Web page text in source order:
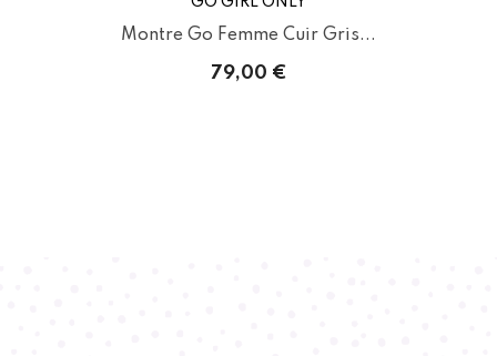
Montre Go Femme Cuir Gris...
79,00 €